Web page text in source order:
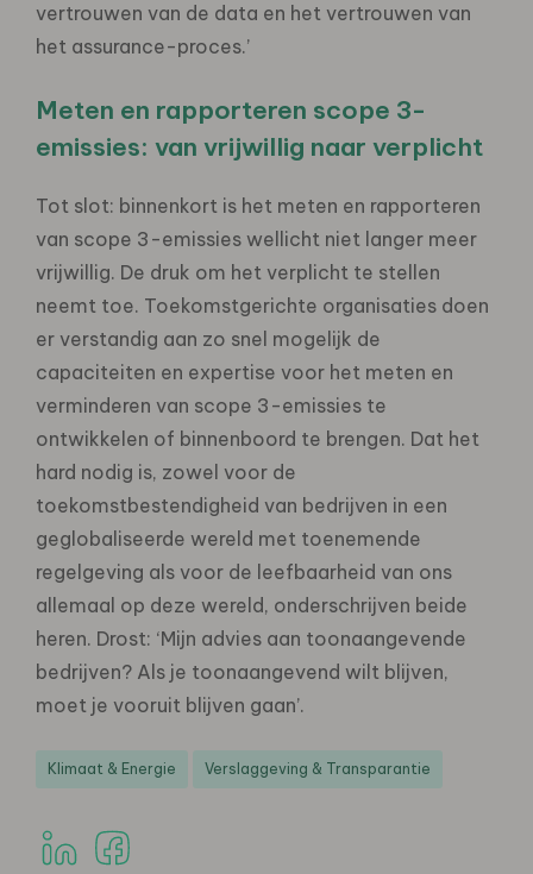
vertrouwen van de data en het vertrouwen van
het assurance-proces.’
Meten en rapporteren scope 3-
emissies: van vrijwillig naar verplicht
Tot slot: binnenkort is het meten en rapporteren
van scope 3-emissies wellicht niet langer meer
vrijwillig. De druk om het verplicht te stellen
neemt toe. Toekomstgerichte organisaties doen
er verstandig aan zo snel mogelijk de
capaciteiten en expertise voor het meten en
verminderen van scope 3-emissies te
ontwikkelen of binnenboord te brengen. Dat het
hard nodig is, zowel voor de
toekomstbestendigheid van bedrijven in een
geglobaliseerde wereld met toenemende
regelgeving als voor de leefbaarheid van ons
allemaal op deze wereld, onderschrijven beide
heren. Drost: ‘Mijn advies aan toonaangevende
bedrijven? Als je toonaangevend wilt blijven,
moet je vooruit blijven gaan’.
Klimaat & Energie Verslaggeving & Transparantie